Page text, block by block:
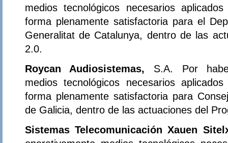
medios tecnológicos necesarios
forma plenamente satisfactoria para el
Generalitat de Catalunya, dentro de las
2.0.
Roycan Audiosistemas, S.A. Por
medios tecnológicos necesarios
forma plenamente satisfactoria para
de Galicia, dentro de las actuaciones del
Sistemas Telecomunicación Xauen